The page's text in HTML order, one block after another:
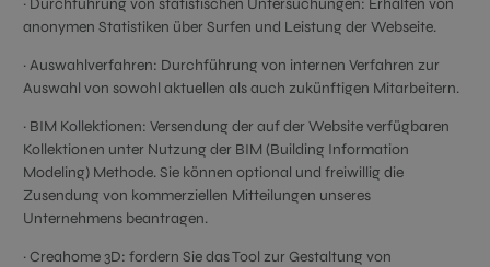
anonymen Statistiken über Surfen und Leistung der Webseite.
· Auswahlverfahren: Durchführung von internen Verfahren zur
Auswahl von sowohl aktuellen als auch zukünftigen Mitarbeitern.
· BIM Kollektionen: Versendung der auf der Website verfügbaren
Kollektionen unter Nutzung der BIM (Building Information
Modeling) Methode. Sie können optional und freiwillig die
Zusendung von kommerziellen Mitteilungen unseres
Unternehmens beantragen.
· Creahome 3D: fordern Sie das Tool zur Gestaltung von